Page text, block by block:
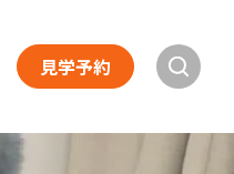
見学予約